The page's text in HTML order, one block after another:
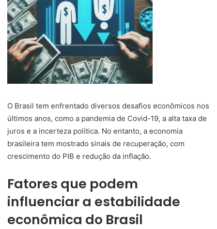
O Brasil tem enfrentado diversos desafios econômicos nos
últimos anos, como a pandemia de Covid-19, a alta taxa de
juros e a incerteza política. No entanto, a economia
brasileira tem mostrado sinais de recuperação, com
crescimento do PIB e redução da inflação.
Fatores que podem
influenciar a estabilidade
econômica do Brasil